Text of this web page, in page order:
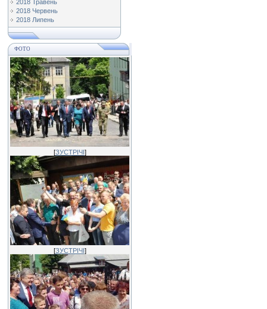
2018 Травень
2018 Червень
2018 Липень
ФОТО
[ЗУСТРІЧІ]
[ЗУСТРІЧІ]